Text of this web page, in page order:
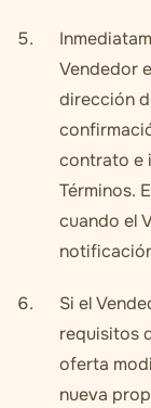
Vendedor
dirección
contrato e
Términos.
cuando el
Si el
requisitos
oferta
nueva